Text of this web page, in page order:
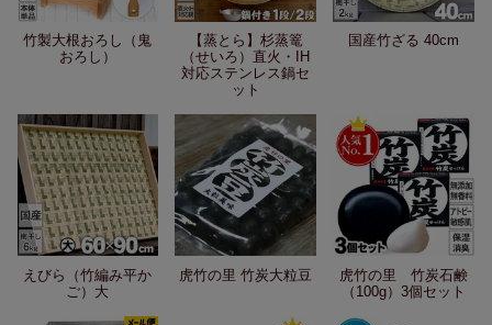
竹製大根おろし（鬼
おろし）
【蒸とら】杉蒸篭
（せいろ）直火・IH
対応ステンレス鍋セ
ット
国産竹ざる 40cm
えびら（竹編み平か
ご）大
虎竹の里 竹炭大粒豆
虎竹の里 竹炭石鹸
（100g）3個セット